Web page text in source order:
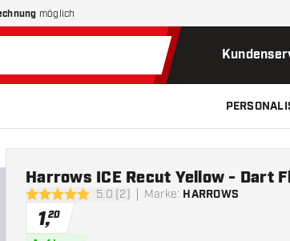
möglich
5 Bewertungssterne
5.0 (2) Marke: HARROWS
Harrows ICE Recut Yellow - Dart
1,20